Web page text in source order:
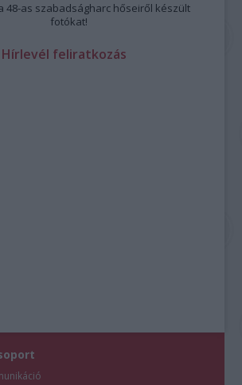
48-as szabadságharc hőseiről készült
fotókat!
Hírlevél feliratkozás